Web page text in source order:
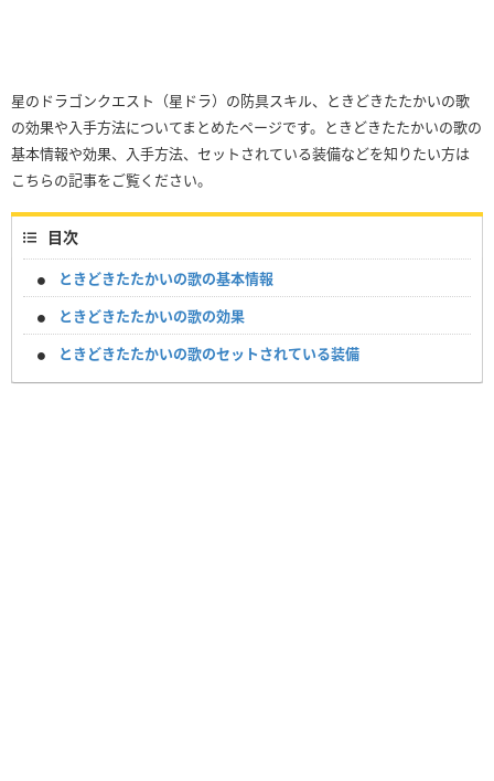
星のドラゴンクエスト（星ドラ）の防具スキル、ときどきたたかいの歌
の効果や入手方法についてまとめたページです。ときどきたたかいの歌の
基本情報や効果、入手方法、セットされている装備などを知りたい方は
こちらの記事をご覧ください。
目次
ときどきたたかいの歌の基本情報
ときどきたたかいの歌の効果
ときどきたたかいの歌のセットされている装備